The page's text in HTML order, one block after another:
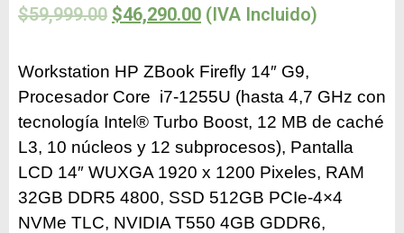
$59,999.00 $46,290.00 (IVA Incluido)
Workstation HP ZBook Firefly 14″ G9,
Procesador Core i7-1255U (hasta 4,7 GHz con
tecnología Intel® Turbo Boost, 12 MB de caché
L3, 10 núcleos y 12 subprocesos), Pantalla
LCD 14″ WUXGA 1920 x 1200 Pixeles, RAM
32GB DDR5 4800, SSD 512GB PCIe-4×4
NVMe TLC, NVIDIA T550 4GB GDDR6,